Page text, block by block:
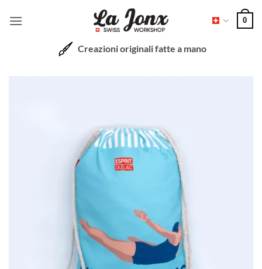
0
Creazioni originali fatte a mano